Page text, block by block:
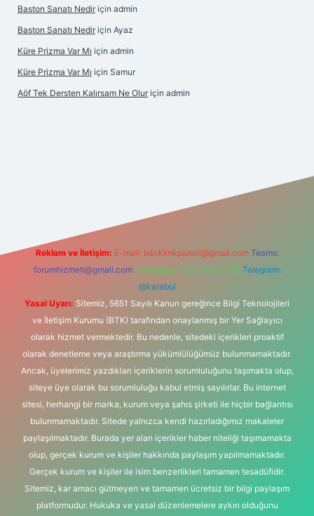
Baston Sanatı Nedir için admin
Baston Sanatı Nedir için Ayaz
Küre Prizma Var Mı için admin
Küre Prizma Var Mı için Samur
Aöf Tek Dersten Kalırsam Ne Olur için admin
Reklam ve İletişim: E-mail: backlinkpaneli@gmail.com Teams:
forumhizmeti@gmail.com Whatsapp: 0262 606 0 726 Telegram:
@karabul
Yasal Uyarı: Sitemiz, 5651 Sayılı Kanun gereğince Bilgi Teknolojileri
ve İletişim Kurumu (BTK) tarafından onaylanmış bir Yer Sağlayıcı
olarak hizmet vermektedir. Bu nedenle, sitedeki içerikleri proaktif
olarak denetleme veya araştırma yükümlülüğümüz bulunmamaktadır.
Ancak, üyelerimiz yazdıkları içeriklerin sorumluluğunu taşımakta olup,
siteye üye olarak bu sorumluluğu kabul etmiş sayılırlar. Bu internet
sitesi, herhangi bir marka, kurum veya şahıs şirketi ile hiçbir bağlantısı
bulunmamaktadır. Sitede yalnızca kendi hazırladığımız makaleler
paylaşılmaktadır. Burada yer alan içerikler haber niteliği taşımamakta
olup, gerçek kurum ve kişiler hakkında paylaşım yapılmamaktadır.
Gerçek kurum ve kişiler ile isim benzerlikleri tamamen tesadüfidir.
Sitemiz, kar amacı gütmeyen ve tamamen ücretsiz bir bilgi paylaşım
platformudur. Hukuka ve yasal düzenlemelere aykırı olduğunu